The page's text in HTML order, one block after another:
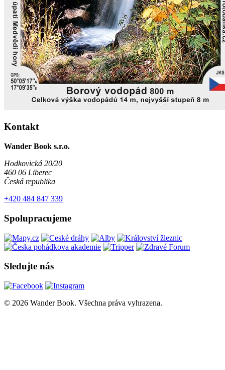
Kontakt
Wander Book s.r.o.
Hodkovická 20/20
460 06 Liberec
Česká republika
+420 484 847 339
Spolupracujeme
Sledujte nás
© 2026 Wander Book. Všechna práva vyhrazena.